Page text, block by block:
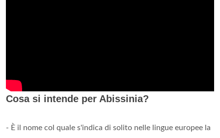
Cosa si intende per Abissinia?
- È il nome col quale s'indica di solito nelle lingue europee la